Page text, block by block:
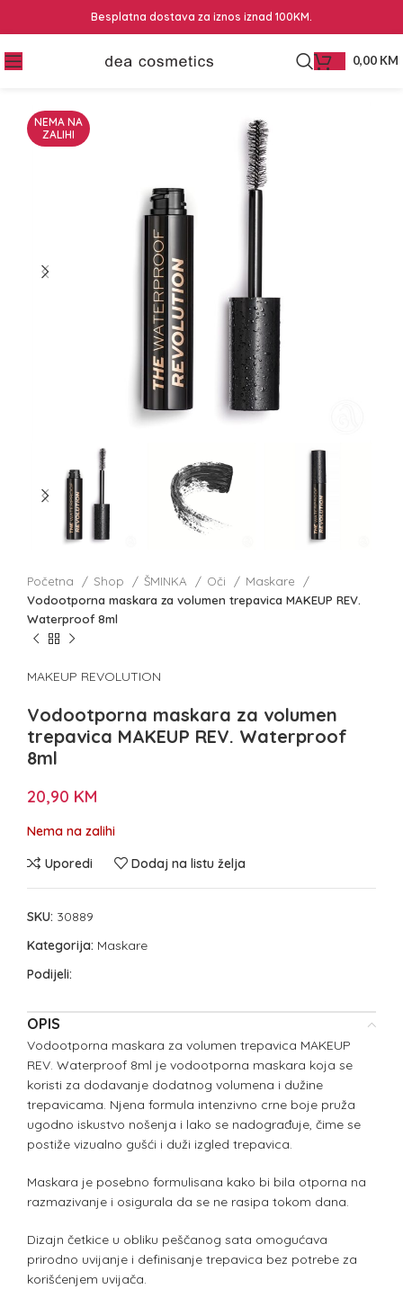
Besplatna dostava za iznos iznad 100KM.
0,00 KM
NEMA NA
ZALIHI
Početna Shop ŠMINKA Oči
Maskare
Vodootporna maskara za volumen trepavica MAKEUP REV.
Waterproof 8ml
MAKEUP REVOLUTION
Vodootporna maskara za volumen
trepavica MAKEUP REV. Waterproof
8ml
20,90 KM
Nema na zalihi
Uporedi
Dodaj na listu želja
SKU: 30889
Kategorija: Maskare
Podijeli:
OPIS
Vodootporna maskara za volumen trepavica MAKEUP
REV. Waterproof 8ml je vodootporna maskara koja se
koristi za dodavanje dodatnog volumena i dužine
trepavicama. Njena formula intenzivno crne boje pruža
ugodno iskustvo nošenja i lako se nadograđuje, čime se
postiže vizualno gušći i duži izgled trepavica.
Maskara je posebno formulisana kako bi bila otporna na
razmazivanje i osigurala da se ne rasipa tokom dana.
Dizajn četkice u obliku peščanog sata omogućava
prirodno uvijanje i definisanje trepavica bez potrebe za
korišćenjem uvijača.